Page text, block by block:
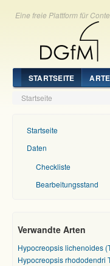
Eine freie Plattform für
STARTSEITE
Startseite
Startseite
Daten
Checkliste
Bearbeitungsstand
Verwandte Arten
Hypocreopsis lichenoides
Hypocreopsis rhododendri